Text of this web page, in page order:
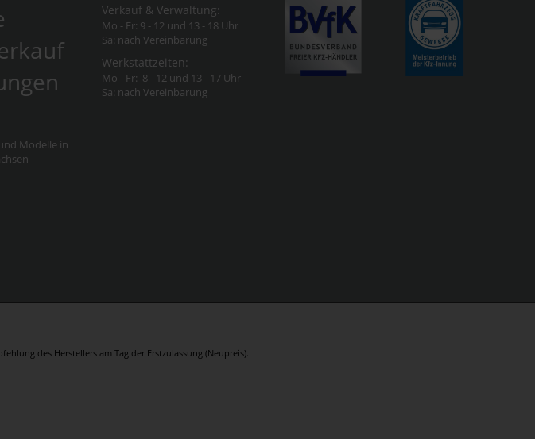
Modelle in
Verkauf & Verwaltung:
Mo - Fr: 9 - 12 und 13 - 18 Uhr
Sa: nach Vereinbarung
Werkstattzeiten:
Mo - Fr: 8 - 12 und 13 - 17 Uhr
Sa: nach Vereinbarung
des Herstellers am Tag der Erstzulassung (Neupreis).